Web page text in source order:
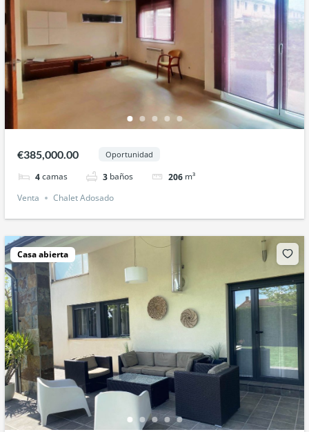
€385,000.00 Oportunidad
4camas 3baños 206m³
Venta
Chalet Adosado
Casa abierta